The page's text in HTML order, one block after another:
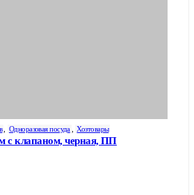
Одноразовая посуда Хозтовары
с клапаном, черная, ПП